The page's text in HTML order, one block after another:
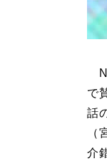
で
話
（
介